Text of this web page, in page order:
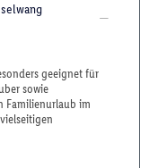
geeignet für
sowie
Familienurlaub im